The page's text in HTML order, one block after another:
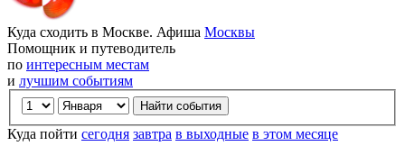
Куда сходить в Москве. Афиша Москвы
Помощник и путеводитель
по интересным местам
и лучшим событиям
Куда пойти сегодня завтра в выходные в этом месяце